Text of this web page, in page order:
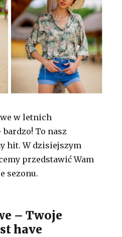
w letnich
To nasz
hit. W dzisiejszym
przedstawić Wam
sezonu.
– Twoje
have